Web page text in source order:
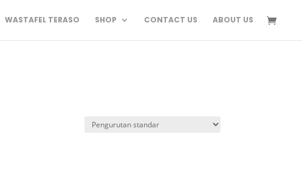
WASTAFEL TERASO SHOP CONTACT US ABOUT US